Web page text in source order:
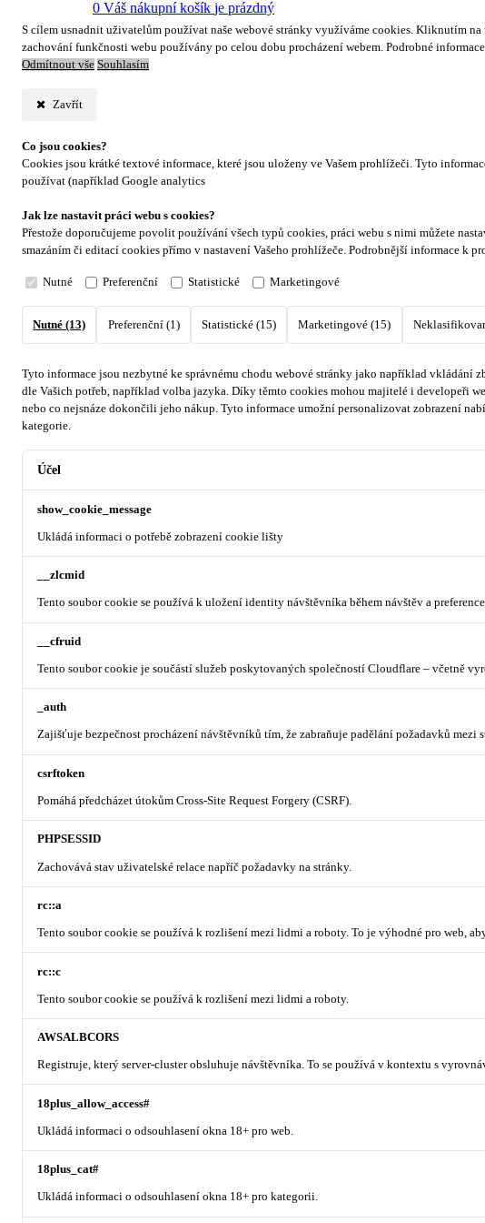
S cílem usnadnit uživatelům používat naše webové stránky využíváme cookies. Kliknutím
zachování funkčnosti webu používány po celou dobu procházení webem. Podrobné
Odmítnout vše Souhlasím
Zavřít
Co jsou cookies?
Cookies jsou krátké textové informace, které jsou uloženy ve Vašem prohlížeči. Tyto
používat (například Google analytics
Jak lze nastavit práci webu s cookies?
Přestože doporučujeme povolit používání všech typů cookies, práci webu s nimi můžete
smazáním či editací cookies přímo v nastavení Vašeho prohlížeče. Podrobnější informace k
Nutné Preferenční Statistické Marketingové
Nutné (13) Preferenční (1) Statistické (15) Marketingové (15)
Tyto informace jsou nezbytné ke správnému chodu webové stránky jako například
dle Vašich potřeb, například volba jazyka. Díky těmto cookies mohou majitelé i developeři
nebo co nejsnáze dokončili jeho nákup. Tyto informace umožní personalizovat zobrazení
kategorie.
Účel
show_cookie_message
Ukládá informaci o potřebě zobrazení cookie lišty
__zlcmid
Tento soubor cookie se používá k uložení identity návštěvníka během návštěv a
__cfruid
Tento soubor cookie je součástí služeb poskytovaných společností Cloudflare – včetně
_auth
Zajišťuje bezpečnost procházení návštěvníků tím, že zabraňuje padělání požadavků
csrftoken
Pomáhá předcházet útokům Cross-Site Request Forgery (CSRF).
PHPSESSID
Zachovává stav uživatelské relace napříč požadavky na stránky.
rc::a
Tento soubor cookie se používá k rozlišení mezi lidmi a roboty. To je výhodné pro web,
rc::c
Tento soubor cookie se používá k rozlišení mezi lidmi a roboty.
AWSALBCORS
Registruje, který server-cluster obsluhuje návštěvníka. To se používá v kontextu s
18plus_allow_access#
Ukládá informaci o odsouhlasení okna 18+ pro web.
18plus_cat#
Ukládá informaci o odsouhlasení okna 18+ pro kategorii.
0 Váš nákupní košík je prázdný